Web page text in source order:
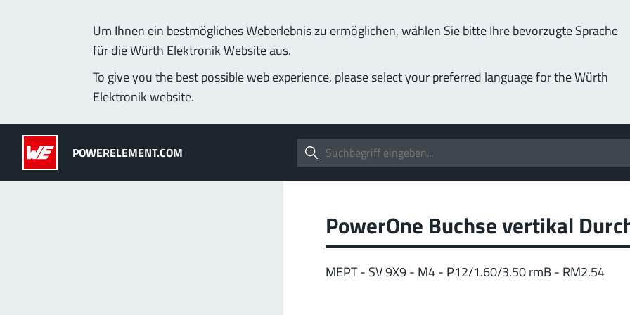
Um Ihnen ein bestmögliches Weberlebnis zu ermöglichen, wählen Sie bitte Ihre bevorzugte Sprache
für die Würth Elektronik Website aus.
To give you the best possible web experience, please select your preferred language for the Würth
Elektronik website.
POWERELEMENT.COM
Anwendungen Technologie Lead-Free Service & Support Unternehmen
PowerOne Buchse vertikal
MEPT - SV 9X9 - M4 - P12/1.60/3.50 rmB - RM2.54
Powerelemente
PowerBusbars
PowerSockets
MPFT, THT, THR, SMT Schrauben
Bis 1000 A